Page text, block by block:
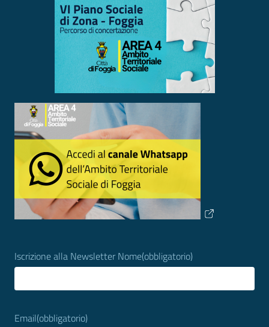
Iscrizione alla Newsletter Nome(obbligatorio)
Email(obbligatorio)